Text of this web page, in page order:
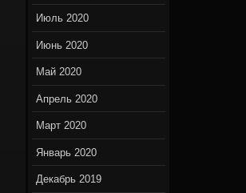
Июль 2020
Июнь 2020
Май 2020
Апрель 2020
Март 2020
Январь 2020
Декабрь 2019